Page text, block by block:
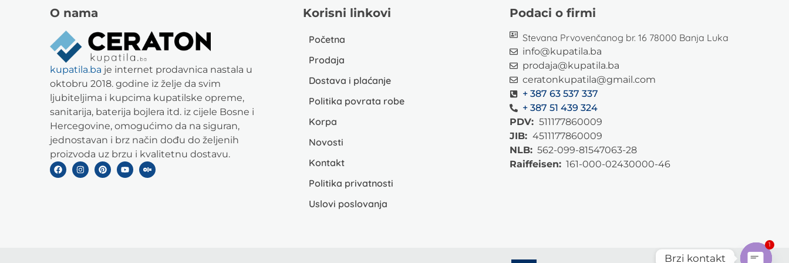
O nama
kupatila.ba je internet prodavnica nastala u
oktobru 2018. godine iz želje da svim
ljubiteljima i kupcima kupatilske opreme,
sanitarija, baterija bojlera itd. iz cijele Bosne i
Hercegovine, omogućimo da na siguran,
jednostavan i brz način dođu do željenih
proizvoda uz brzu i kvalitetnu dostavu.
Korisni linkovi
Početna
Prodaja
Dostava i plaćanje
Politika povrata robe
Korpa
Novosti
Kontakt
Politika privatnosti
Uslovi poslovanja
Podaci o firmi
Stevana Prvovenčanog br. 16 78000 Banja Luka
info@kupatila.ba
prodaja@kupatila.ba
ceratonkupatila@gmail.com
+ 387 63 537 337
+ 387 51 439 324
PDV: 511177860009
JIB: 4511177860009
NLB:562-099-81547063-28
Raiffeisen:161-000-02430000-46
Brzi kontakt
1